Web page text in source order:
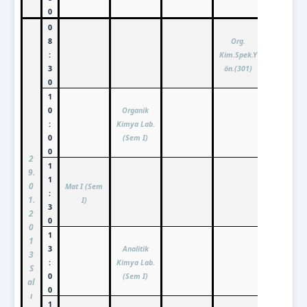
0
2
9.
0
1.
2
0
1
3
S
al
ı
0
8
:
3
0
Org.
Kim.Spek.Y
ön.(301)
1
0
:
0
0
Organik
Kimya Lab.
(Sem I)
1
1
:
3
0
Mat I (Sem
I)
1
3
:
0
0
Analitik
Kimya Lab.
(Sem I)
1